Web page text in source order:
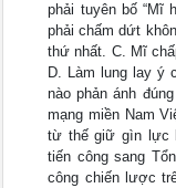
phải tuyên bố “Mĩ
phải chấm dứt
thứ nhất. C. Mĩ
D. Làm lung lay ý
nào phản ánh
mạng miền Nam
từ thế giữ gìn lực
tiến công sang
công chiến lược